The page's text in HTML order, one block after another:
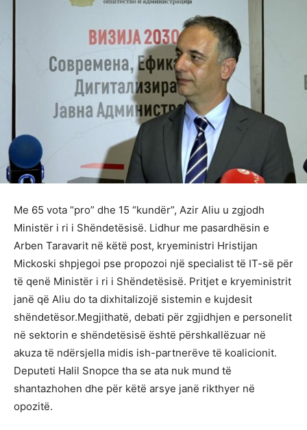
Me 65 vota “pro” dhe 15 “kundër”, Azir Aliu u zgjodh
Ministër i ri i Shëndetësisë. Lidhur me pasardhësin e
Arben Taravarit në këtë post, kryeministri Hristijan
Mickoski shpjegoi pse propozoi një specialist të IT-së për
të qenë Ministër i ri i Shëndetësisë. Pritjet e kryeministrit
janë që Aliu do ta dixhitalizojë sistemin e kujdesit
shëndetësor.Megjithatë, debati për zgjidhjen e personelit
në sektorin e shëndetësisë është përshkallëzuar në
akuza të ndërsjella midis ish-partnerëve të koalicionit.
Deputeti Halil Snopce tha se ata nuk mund të
shantazhohen dhe për këtë arsye janë rikthyer në
opozitë.